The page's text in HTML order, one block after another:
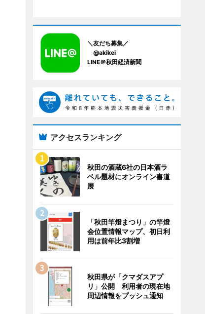
＼友だち募集／
@akikei
LINE＠秋田経済新聞
アクセスランキング
秋田の酒蔵6社の日本酒ラ
ベル題材にオンライン書道
展
「秋田竿燈まつり」の竿燈
会位置情報マップ、初日利
用は前年比3割増
秋田県が「クマダスアプ
リ」公開 利用者の現在地
周辺情報をプッシュ通知